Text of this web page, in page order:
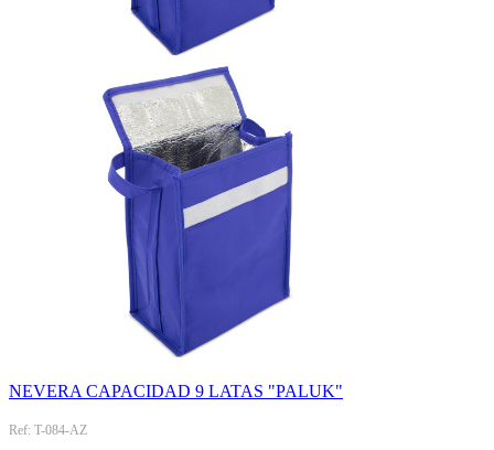
NEVERA CAPACIDAD 9 LATAS "PALUK"
Ref: T-084-AZ